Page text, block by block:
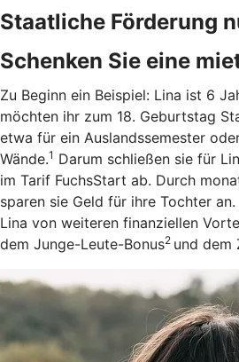
Staatliche Förderung
Schenken Sie eine
Zu Beginn ein Beispiel: Lina ist 6
möchten ihr zum 18. Geburtstag
etwa für ein Auslandssemester
Wände.1 Darum schließen sie für
im Tarif FuchsStart ab. Durch
sparen sie Geld für ihre Tochter
Lina von weiteren finanziellen
dem Junge-Leute-Bonus2 und dem